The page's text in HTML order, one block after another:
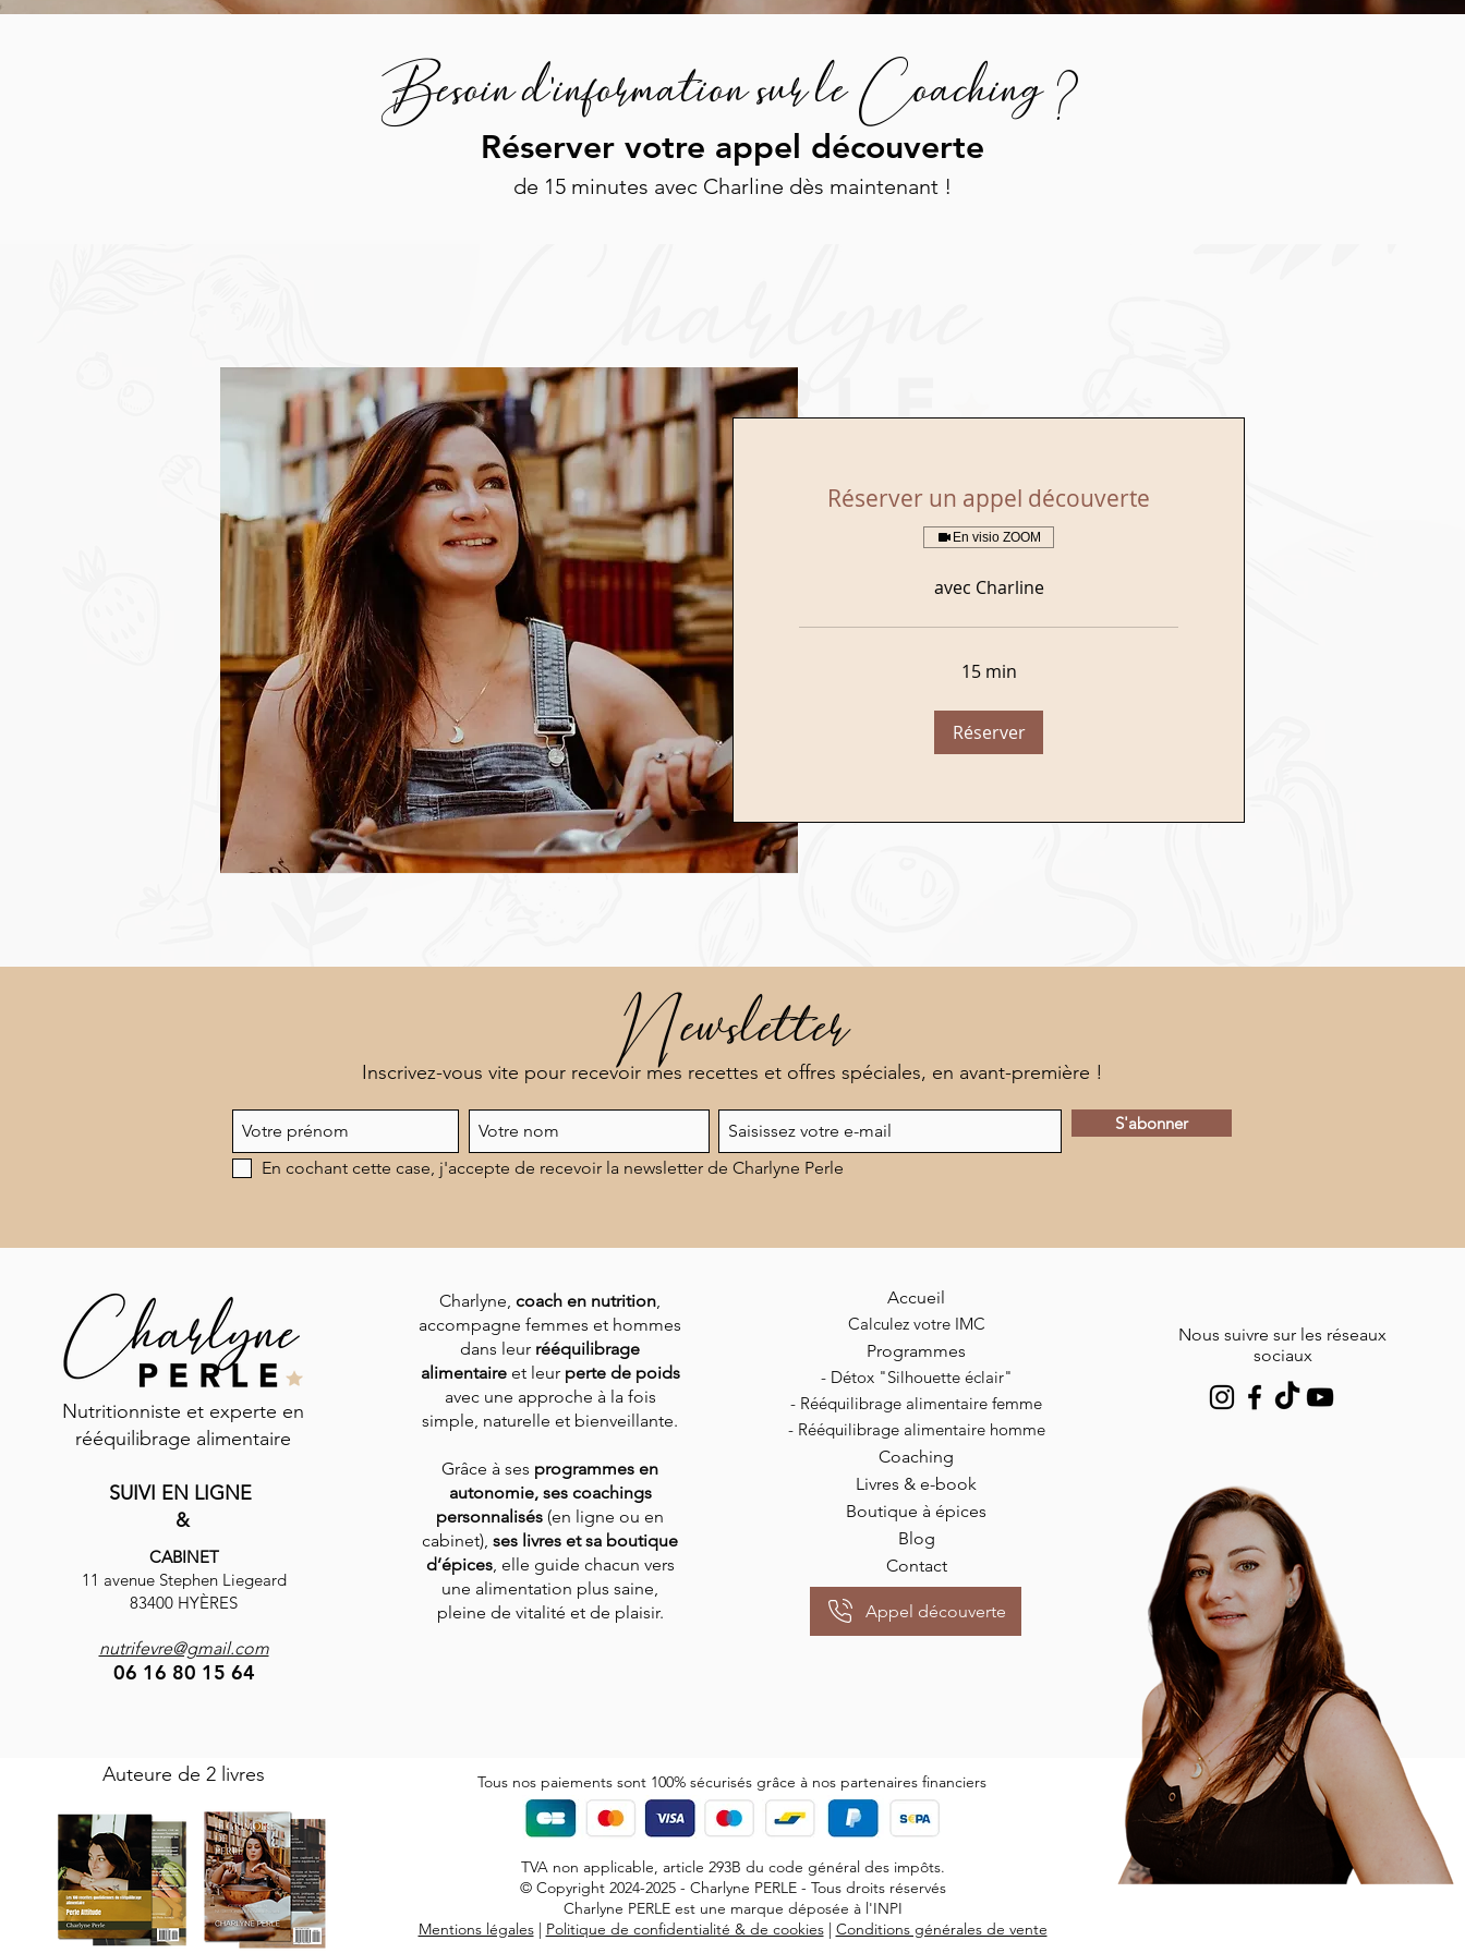
Besoin d'information sur le Coaching ?
Réserver votre appel découverte
de 15 minutes avec Charline dès maintenant !
Réserver un appel découverte
En visio ZOOM
avec Charline
15 min
Réserver
Newsletter
Inscrivez-vous vite pour recevoir mes recettes et offres spéciales, en avant-première !
S'abonner
En cochant cette case, j'accepte de recevoir la newsletter de Charlyne Perle
Nutritionniste et experte en
rééquilibrage alimentaire
SUIVI EN LIGNE
&
CABINET
11 avenue Stephen Liegeard
83400 HYÈRES
nutrifevre@gmail.com
06 16 80 15 64
Charlyne, coach en nutrition
accompagne femmes et hommes
dans leur rééquilibrage
alimentaire et leur perte de poids
avec une approche à la fois
simple, naturelle et bienveillante.
Grâce à ses programmes en
autonomie, ses coachings
personnalisés (en ligne ou en
cabinet), ses livres et sa boutique
d’épices, elle guide chacun vers
une alimentation plus saine,
pleine de vitalité et de plaisir.
Accueil
Calculez votre IMC
Programmes
- Détox "Silhouette éclair"
- Rééquilibrage alimentaire femme
- Rééquilibrage alimentaire homme
Coaching
Livres & e-book
Boutique à épices
Blog
Contact
Appel découverte
Nous suivre sur les réseaux
sociaux
Auteure de 2 livres Tous nos paiements sont 100% sécurisés grâce à nos partenaires financiers
TVA non applicable, article 293B du code général des impôts.
© Copyright 2024-2025 - Charlyne PERLE - Tous droits réservés
Charlyne PERLE est une marque déposée à l'INPI
Mentions légales| Politique de confidentialité & de cookies| Conditions générales de vente